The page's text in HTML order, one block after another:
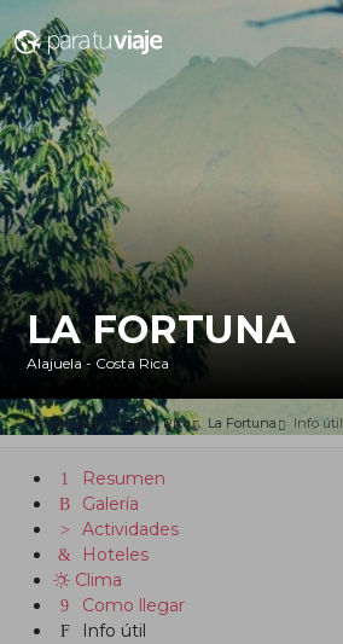
LA FORTUNA
Alajuela - Costa Rica
paratuviaje Costa Rica La Fortuna Info útil
Resumen
Galería
Actividades
Hoteles
Clima
Como llegar
Info útil